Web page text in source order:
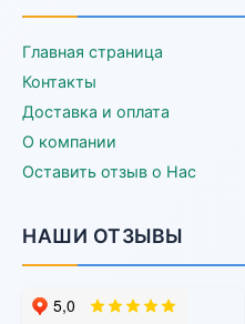
Главная страница
Контакты
Доставка и оплата
О компании
Оставить отзыв о Нас
НАШИ ОТЗЫВЫ